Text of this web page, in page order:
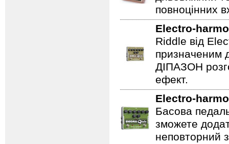
повноцінних
Electro-
Riddle від
призначеним
ДІПАЗОН
ефект.
Electro-
Басова
зможете
неповторний